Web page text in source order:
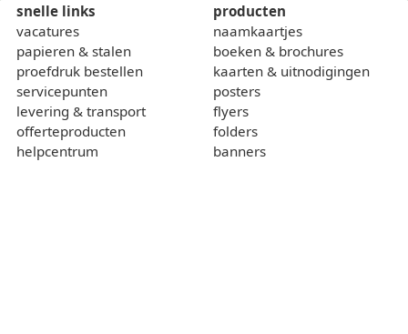
snelle links
vacatures
papieren & stalen
proefdruk bestellen
servicepunten
levering & transport
offerteproducten
helpcentrum
producten
naamkaartjes
boeken & brochures
kaarten & uitnodigingen
posters
flyers
folders
banners